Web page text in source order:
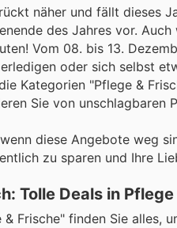
näher und fällt dieses
des Jahres vor.
Vom 08. bis 13.
oder sich selbst
Kategorien "Pflege &
Sie von unschlagbaren
diese Angebote weg
zu sparen und Ihre
Tolle Deals in
Frische" finden Sie alles,